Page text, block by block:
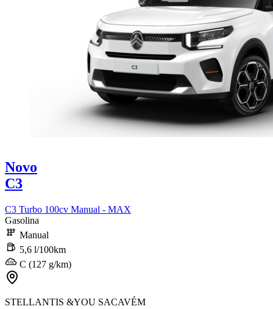
Novo
C3
C3 Turbo 100cv Manual - MAX
Gasolina
Manual
5,6 l/100km
C (127 g/km)
STELLANTIS &YOU SACAVÉM